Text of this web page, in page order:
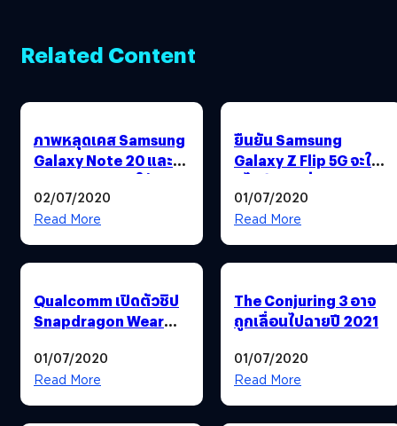
Related Content
ภาพหลุดเคส Samsung
Galaxy Note 20 และ
Note 20+ : เผยให้ทราบ
ขนาดตัวเครื่องเรือธง
รุ่นล่าสุดนี้
02/07/2020
Read More
ยืนยัน Samsung
Galaxy Z Flip 5G จะใช้
ดีไซน์เดิม เพิ่มเติมคือ
สเปก
01/07/2020
Read More
Qualcomm เปิดตัวชิป
Snapdragon Wear
สำหรับสมาร์ตวอตช์รุ่น
ใหม่
01/07/2020
Read More
The Conjuring 3 อาจ
ถูกเลื่อนไปฉายปี 2021
01/07/2020
Read More